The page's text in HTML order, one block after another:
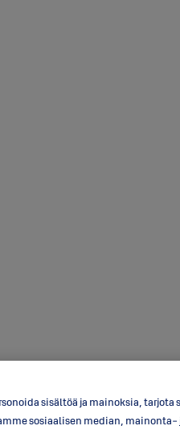
sisältöä ja mainoksia,
sosiaalisen median,